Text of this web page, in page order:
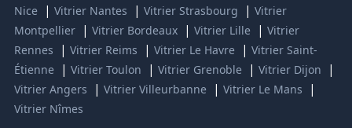
Nice
| Vitrier Nantes | Vitrier Strasbourg | Vitrier
Montpellier | Vitrier Bordeaux | Vitrier Lille | Vitrier
Rennes
| Vitrier Reims | Vitrier Le Havre | Vitrier Saint-
Étienne
| Vitrier Toulon | Vitrier Grenoble | Vitrier Dijon |
Vitrier Angers | Vitrier Villeurbanne | Vitrier Le Mans |
Vitrier Nîmes